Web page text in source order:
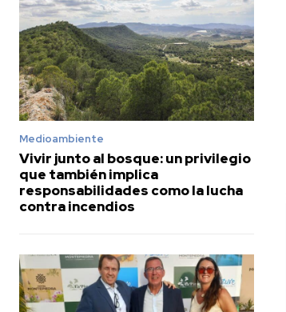
Medioambiente
Vivir junto al bosque: un privilegio
que también implica
responsabilidades como la lucha
contra incendios